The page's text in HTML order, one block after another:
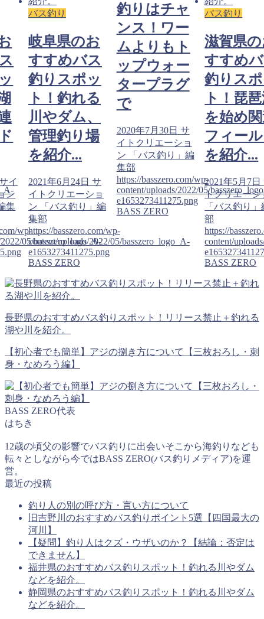
イ
ン
集
wp-
05/basszero_logo_A-
バス釣り
岐阜県のお
すすめバス
釣りスポッ
ト！釣れる
川やダム、
管理釣り場
を紹介...
2021年6月24日 サ
イトクリエーショ
ン 「バス釣り」編
集部
https://basszero.com/wp-
content/uploads/2022/05/basszero_logo_A-
e1653273411275.png
BASS ZERO
釣りはチャ
ンス！ワー
ムよりもト
ップウォー
タープラグ
で
2020年7月30日 サ
イトクリエーショ
ン 「バス釣り」編
集部
https://basszero.com/wp-
content/uploads/2022/05/
e1653273411275.png
BASS ZERO
バス釣り
滋賀県
すすめ
釣りス
ト！琵
を始め
フィー
を紹介...
2021年5月7日
トクリエーシ
「バス釣り
部
https://
content/
BASS ZERO
長野県のおすすめバス釣りスポット！リリース禁止＋釣れる
湖や川を紹介。
【初心者でも簡単】アジの捌き方について【三枚おろし・刺
身・なめろう編】
BASS ZERO代表
はちき
12歳の頃父の影響でバス釣りに出会いそこから海釣りなども
転々としながら今ではBASS ZERO(バス釣りメディア)を運
営。
最近の投稿
釣り人の別の呼び方・言い方について
旧吉野川のおすすめバス釣りポイント5選【四国最大の
河川】
【疑問】釣り人はクズ・ウザいのか？【結論：否定は
できません】
福井県のおすすめバス釣りスポット！釣れる川やダム
などを紹介。
静岡県のおすすめバス釣りスポット！釣れる川やダム
などを紹介。